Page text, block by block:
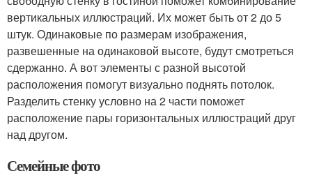
вертикальных иллюстраций. Их может быть от 2 до 5
штук. Одинаковые по размерам изображения,
развешенные на одинаковой высоте, будут смотреться
сдержанно. А вот элементы с разной высотой
расположения помогут визуально поднять потолок.
Разделить стенку условно на 2 части поможет
расположение пары горизонтальных иллюстраций друг
над другом.
Семейные фото